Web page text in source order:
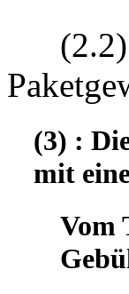
(2.2)
(3) :
mit
Vom